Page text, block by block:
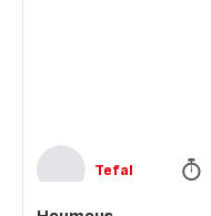
Tefal